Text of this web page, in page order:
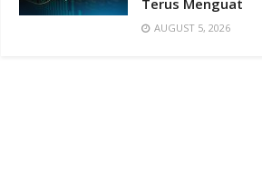
Terus Menguat
AUGUST 5, 2026